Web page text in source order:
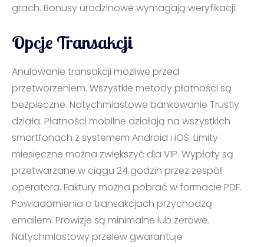
grach. Bonusy urodzinowe wymagają weryfikacji.
Opcje Transakcji
Anulowanie transakcji możliwe przed
przetworzeniem. Wszystkie metody płatności są
bezpieczne. Natychmiastowe bankowanie Trustly
działa. Płatności mobilne działają na wszystkich
smartfonach z systemem Android i iOS. Limity
miesięczne można zwiększyć dla VIP. Wypłaty są
przetwarzane w ciągu 24 godzin przez zespół
operatora. Faktury można pobrać w formacie PDF.
Powiadomienia o transakcjach przychodzą
emailem. Prowizje są minimalne lub zerowe.
Natychmiastowy przelew gwarantuje